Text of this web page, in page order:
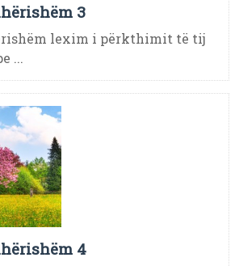
3
lexim i përkthimit të tij
...
4